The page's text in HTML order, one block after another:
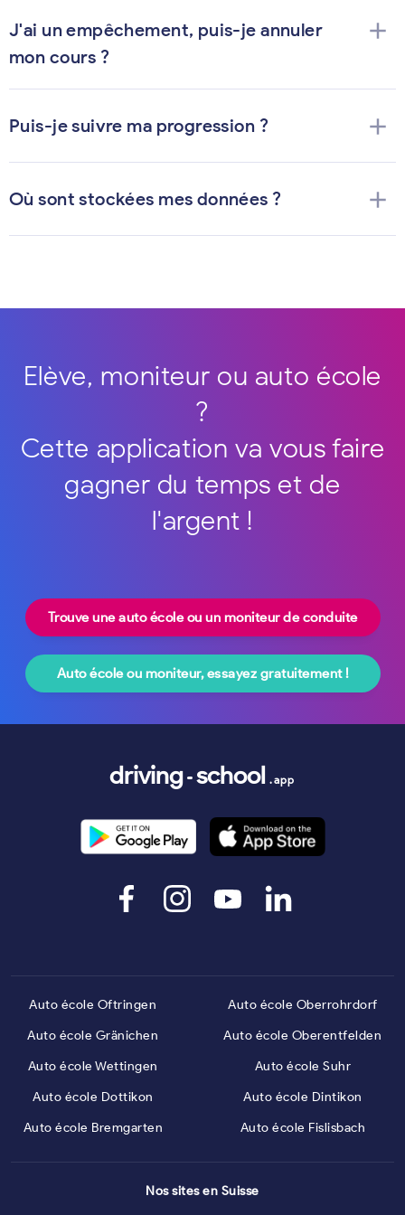
J'ai un empêchement, puis-je annuler
mon cours ?
add
Puis-je suivre ma progression ? add
Où sont stockées mes données ? add
Elève, moniteur ou auto école
?
Cette application va vous faire
gagner du temps et de
l'argent !
Trouve une auto école ou un moniteur de conduite
Auto école ou moniteur, essayez gratuitement !
driving school .app
Auto école Oftringen
Auto école Gränichen
Auto école Wettingen
Auto école Dottikon
Auto école Bremgarten
Auto école Oberrohrdorf
Auto école Oberentfelden
Auto école Suhr
Auto école Dintikon
Auto école Fislisbach
Nos sites en Suisse